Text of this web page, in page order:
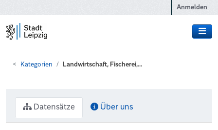
Anmelden
Kategorien Landwirtschaft, Fischerei,...
Datensätze Über uns